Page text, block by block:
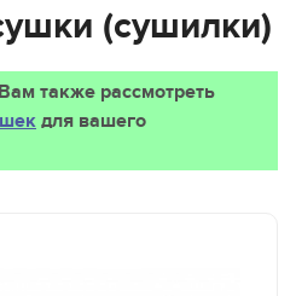
(сушилки)
также рассмотреть
для вашего